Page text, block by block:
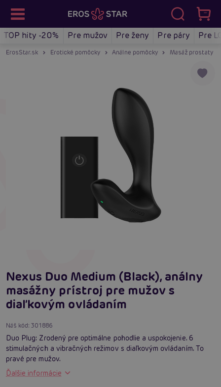
TOP hity -20% Pre mužov Pre ženy Pre páry Pre
ErosStar.sk Erotické pomôcky Análne pomôcky Masáž prostaty
Nexus Duo Medium (Black), análny
masážny prístroj pre mužov s
diaľkovým ovládaním
Náš kód:301886
Duo Plug: Zrodený pre optimálne pohodlie a uspokojenie. 6
stimulačných a vibračných režimov s diaľkovým ovládaním. To
pravé pre mužov.
Ďalšie informácie